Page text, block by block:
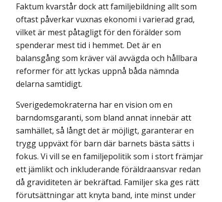
Faktum kvarstår dock att familjebildning allt som
oftast påverkar vuxnas ekonomi i varierad grad,
vilket är mest påtagligt för den förälder som
spenderar mest tid i hemmet. Det är en
balansgång som kräver väl avvägda och hållbara
reformer för att lyckas uppnå båda nämnda
delarna samtidigt.
Sverigedemokraterna har en vision om en
barndomsgaranti, som bland annat innebär att
samhället, så långt det är möjligt, garanterar en
trygg uppväxt för barn där barnets bästa sätts i
fokus. Vi vill se en familjepolitik som i stort främjar
ett jämlikt och inklu­derande föräldraansvar redan
då graviditeten är bekräftad. Familjer ska ges rätt
förut­sättningar att knyta band, inte minst under